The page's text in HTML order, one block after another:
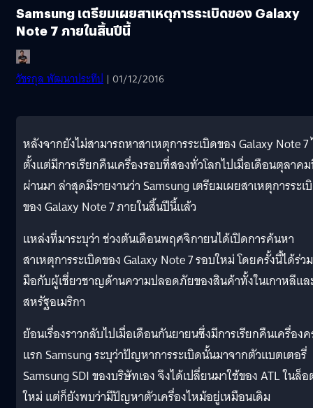
Samsung เตรียมเผยสาเหตุการระเบิดของ Galaxy
Note 7 ภายในสิ้นปีนี้
วัชรกุล พัฒนาประทีป | 01/12/2016
หลังจากยังไม่สามารถหาสาเหตุการระเบิดของ Galaxy Note 7
ตั้งแต่มีการเรียกคืนเครื่องรอบที่สองทั่วโลกไปเมื่อเดือนตุลาค
ผ่านมา ล่าสุดมีรายงานว่า Samsung เตรียมเผยสาเหตุการระเ
ของ Galaxy Note 7 ภายในสิ้นปีนี้แล้ว
แหล่งที่มาระบุว่า ช่วงต้นเดือนพฤศจิกายนได้เปิดการค้นหา
สาเหตุการระเบิดของ Galaxy Note 7 รอบใหม่ โดยครั้งนี้ได้ร่วม
มือกับผู้เชี่ยวชาญด้านความปลอดภัยของสินค้าทั้งในเกาหลีแล
สหรัฐอเมริกา
ย้อนเรื่องราวกลับไปเมื่อเดือนกันยายนซึ่งมีการเรียกคืนเครื่อง
แรก Samsung ระบุว่าปัญหาการระเบิดนั้นมาจากตัวแบตเตอรี่
Samsung SDI ของบริษัทเอง จึงได้เปลี่ยนมาใช้ของ ATL ในล็
ใหม่ แต่ก็ยังพบว่ามีปัญหาตัวเครื่องไหม้อยู่เหมือนเดิม